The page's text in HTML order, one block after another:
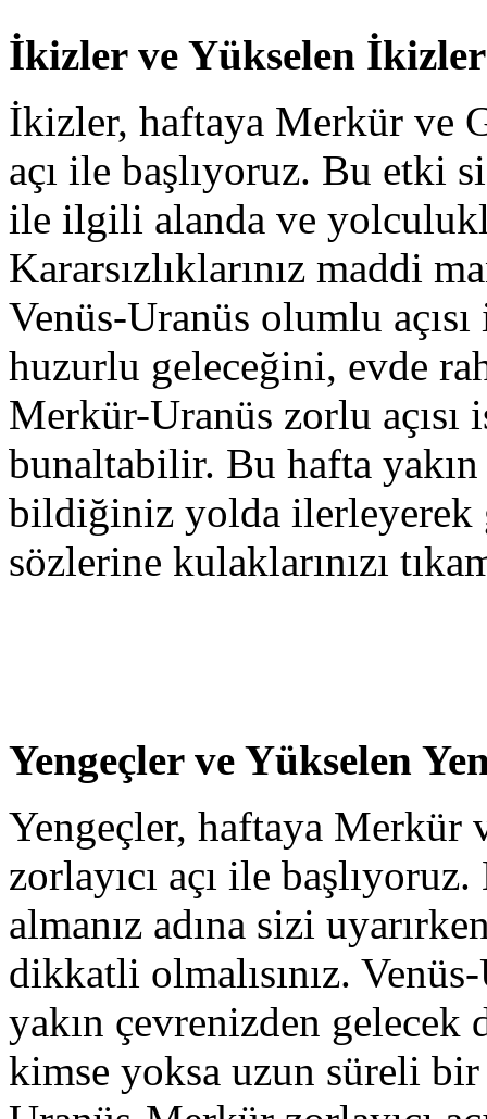
İkizler ve Yükselen
İkizler, haftaya Merkür ve
açı ile başlıyoruz. Bu etki
ile ilgili alanda ve
Kararsızlıklarınız maddi
Venüs-Uranüs olumlu
huzurlu geleceğini, evde
Merkür-Uranüs zorlu açısı
bunaltabilir. Bu hafta
bildiğiniz yolda ilerleyerek
sözlerine kulaklarınızı
Yengeçler ve Yükselen
Yengeçler, haftaya Merkür
zorlayıcı açı ile
almanız adına sizi
dikkatli olmalısınız.
yakın çevrenizden gelecek
kimse yoksa uzun süreli